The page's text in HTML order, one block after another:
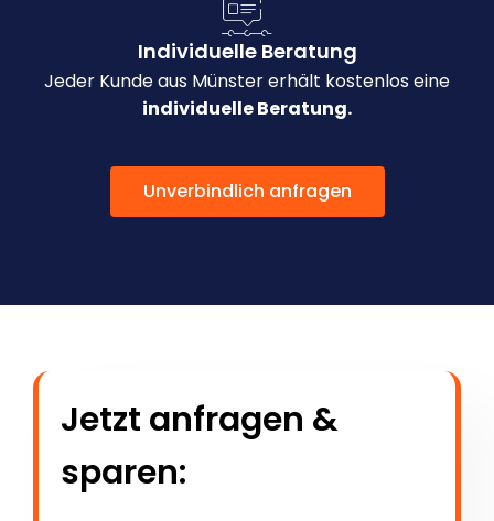
Individuelle Beratung
Jeder Kunde aus Münster erhält kostenlos eine
individuelle Beratung.
Unverbindlich anfragen
Jetzt anfragen &
sparen: